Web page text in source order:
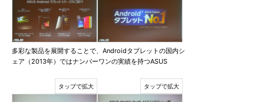
多彩な製品を展開することで、Androidタブレットの国内シ
ェア（2013年）ではナンバーワンの実績を持つASUS